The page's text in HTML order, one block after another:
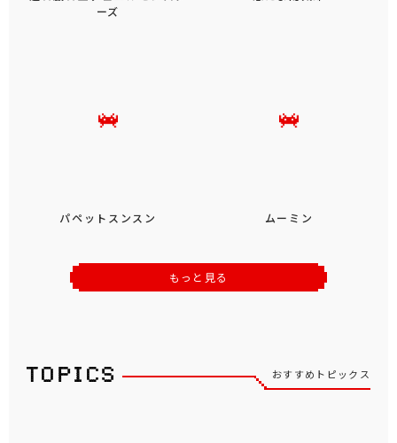
ーズ
パペットスンスン ムーミン
もっと見る
おすすめトピックス